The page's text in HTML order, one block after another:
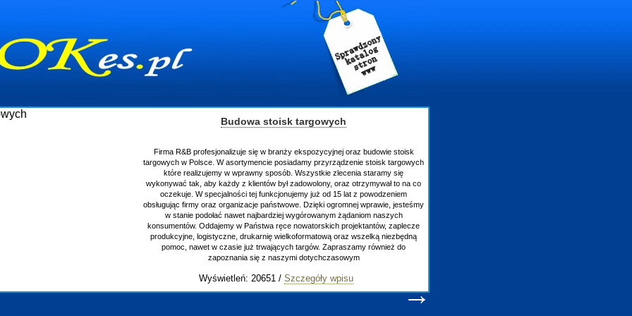
Budowa stoisk targowych
Firma R&B profesjonalizuje się w branży ekspozycyjnej oraz budowie stoisk
targowych w Polsce. W asortymencie posiadamy przyrządzenie stoisk targowych
które realizujemy w wprawny sposób. Wszystkie zlecenia staramy się
wykonywać tak, aby każdy z klientów był zadowolony, oraz otrzymywał to na co
oczekuje. W specjalności tej funkcjonujemy już od 15 lat z powodzeniem
obsługując firmy oraz organizacje państwowe. Dzięki ogromnej wprawie, jesteśmy
w stanie podołać nawet najbardziej wygórowanym żądaniom naszych
konsumentów. Oddajemy w Państwa ręce nowatorskich projektantów, zaplecze
produkcyjne, logistyczne, drukarnię wielkoformatową oraz wszelką niezbędną
pomoc, nawet w czasie już trwających targów. Zapraszamy również do
zapoznania się z naszymi dotychczasowym
Wyświetleń: 20651 / Szczegóły wpisu
→